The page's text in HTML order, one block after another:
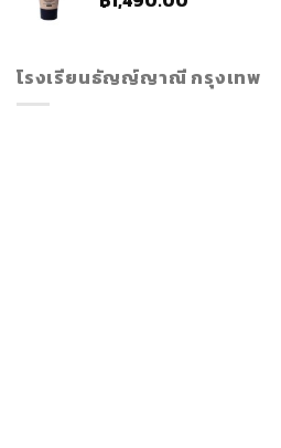
โรงเรียนธัญญ์ญาณี กรุงเทพ